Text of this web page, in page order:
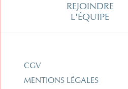
REJOINDRE
L'ÉQUIPE
CGV
MENTIONS LÉGALES